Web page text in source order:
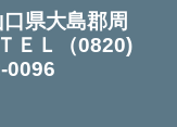
口県大島郡周
ＥＬ（0820)
0096